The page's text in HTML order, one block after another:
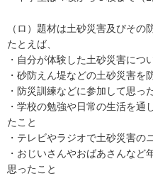
（ロ）題材は土砂災害及びその
たとえば、
・自分が体験した土砂災害につ
・砂防えん堤などの土砂災害を
・防災訓練などに参加して思っ
・学校の勉強や日常の生活を通
たこと
・テレビやラジオで土砂災害の
・おじいさんやおばあさんなど
思ったこと